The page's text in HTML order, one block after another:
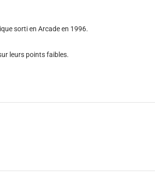
sorti en Arcade en 1996.
leurs points faibles.